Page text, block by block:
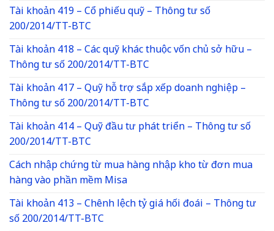
Tài khoản 419 – Cổ phiếu quỹ – Thông tư số
200/2014/TT-BTC
Tài khoản 418 – Các quỹ khác thuộc vốn chủ sở hữu –
Thông tư số 200/2014/TT-BTC
Tài khoản 417 – Quỹ hỗ trợ sắp xếp doanh nghiệp –
Thông tư số 200/2014/TT-BTC
Tài khoản 414 – Quỹ đầu tư phát triển – Thông tư số
200/2014/TT-BTC
Cách nhập chứng từ mua hàng nhập kho từ đơn mua
hàng vào phần mềm Misa
Tài khoản 413 – Chênh lệch tỷ giá hối đoái – Thông tư
số 200/2014/TT-BTC